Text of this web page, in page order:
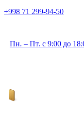
+998 71 299-94-50
Пн. – Пт. с 9:00 до